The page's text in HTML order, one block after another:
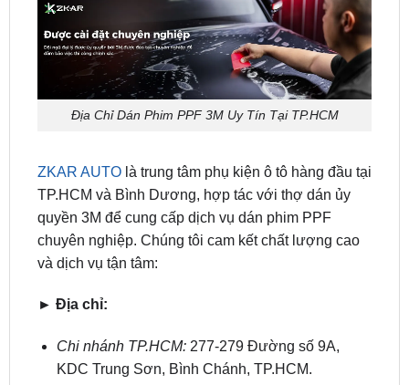
Địa Chỉ Dán Phim PPF 3M Uy Tín Tại TP.HCM
ZKAR AUTOlà trung tâm phụ kiện ô tô hàng đầu tại
quyền 3M để cung cấp dịch vụ dán phim PPF
chuyên nghiệp. Chúng tôi cam kết chất lượng cao
và dịch vụ tận tâm:
► Địa chỉ:
Chi nhánh TP.HCM:
Chi nhánh Bình Dương:93 Trương Định, P.
Hiệp Thành, TP. Thủ Dầu Một, Bình Dương.